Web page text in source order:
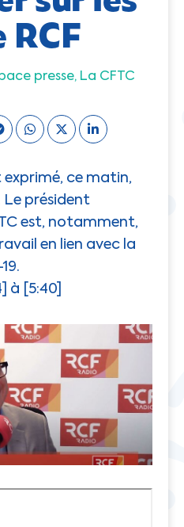
RCF
presse La CFTC
exprimé, ce matin,
Le président
est, notamment,
en lien avec la
à [5:40]